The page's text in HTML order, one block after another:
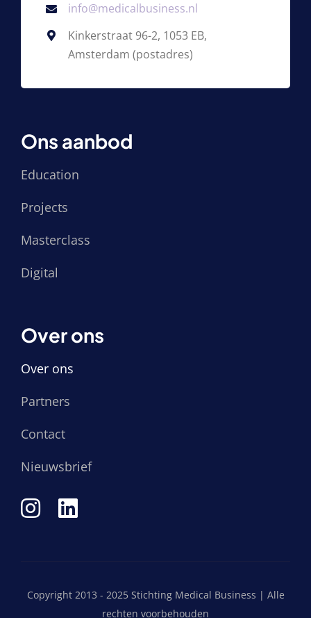
info@medicalbusiness.nl
Kinkerstraat 96-2, 1053 EB,
Amsterdam (postadres)
Ons aanbod
Education
Projects
Masterclass
Digital
Over ons
Over ons
Partners
Contact
Nieuwsbrief
Copyright 2013 - 2025 Stichting Medical Business | Alle
rechten voorbehouden